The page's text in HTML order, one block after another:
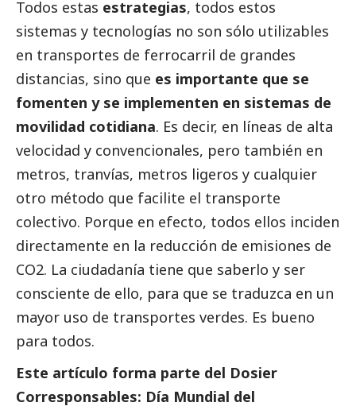
Todos estas estrategias, todos estos
sistemas y tecnologías no son sólo utilizables
en transportes de ferrocarril de grandes
distancias, sino que es importante que se
fomenten y se implementen en sistemas de
movilidad cotidiana. Es decir, en líneas de alta
velocidad y convencionales, pero también en
metros, tranvías, metros ligeros y cualquier
otro método que facilite el transporte
colectivo. Porque en efecto, todos ellos inciden
directamente en la reducción de emisiones de
CO2. La ciudadanía tiene que saberlo y ser
consciente de ello, para que se traduzca en un
mayor uso de transportes verdes. Es bueno
para todos.
Este artículo forma parte del Dosier
Corresponsables: Día Mundial del